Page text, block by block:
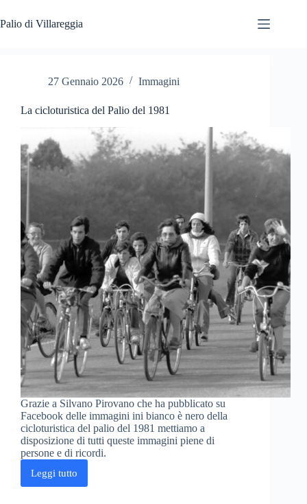
al
contenuto
Palio di Villareggia
27 Gennaio 2026 Immagini
La cicloturistica del Palio del 1981
Grazie a Silvano Pirovano che ha pubblicato su
Facebook delle immagini ini bianco è nero della
cicloturistica del palio del 1981 mettiamo a
disposizione di tutti queste immagini piene di
persone e di ricordi.
Leggi tutto
La
cicloturistica